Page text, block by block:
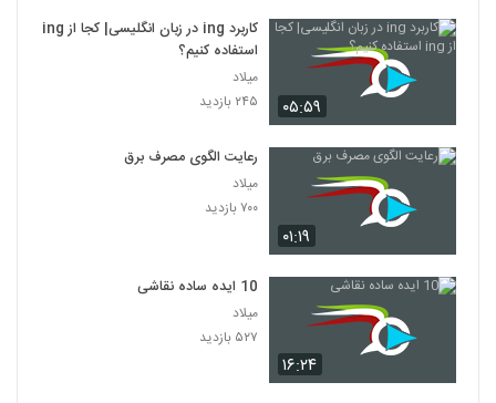
۰۵:۵۹
کاربرد ing در زبان انگلیسی| کجا از ing
استفاده کنیم؟
میلاد
۲۴۵ بازدید
۰۱:۱۹
رعایت الگوی مصرف برق
میلاد
۷۰۰ بازدید
۱۶:۲۴
10 ایده ساده نقاشی
میلاد
۵۲۷ بازدید